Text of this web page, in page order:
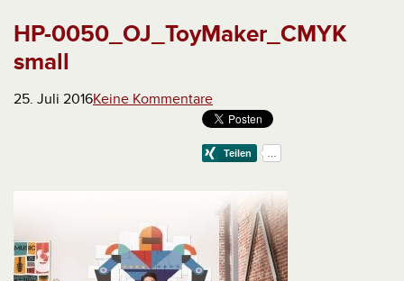
HP-0050_OJ_ToyMaker_CMYK
small
25. Juli 2016Keine Kommentare